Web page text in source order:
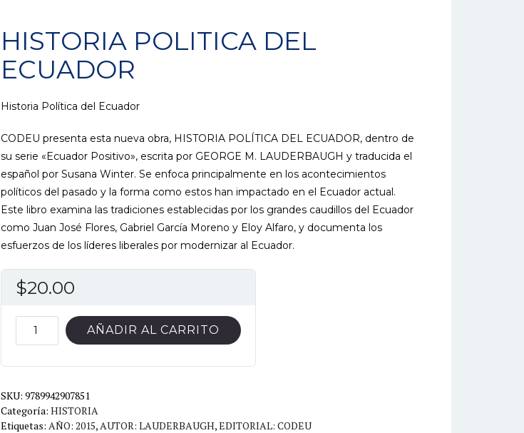
HISTORIA POLITICA DEL
ECUADOR
Historia Política del Ecuador
CODEU presenta esta nueva obra, HISTORIA POLÍTICA DEL ECUADOR, dentro de
su serie «Ecuador Positivo», escrita por GEORGE M. LAUDERBAUGH y traducida el
español por Susana Winter. Se enfoca principalmente en los acontecimientos
políticos del pasado y la forma como estos han impactado en el Ecuador actual.
Este libro examina las tradiciones establecidas por los grandes caudillos del Ecuador
como Juan José Flores, Gabriel García Moreno y Eloy Alfaro, y documenta los
esfuerzos de los líderes liberales por modernizar al Ecuador.
$20.00
HISTORIA
POLITICA
cantidad
AÑADIR AL CARRITO
SKU: 9789942907851
Categoría: HISTORIA
Etiquetas: AÑO: 2015,AUTOR: LAUDERBAUGH,EDITORIAL: CODEU